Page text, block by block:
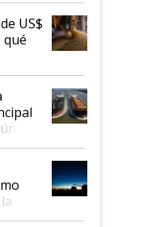
US$
qué
así
cada